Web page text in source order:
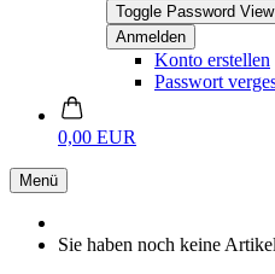
Toggle Password View
Konto erstellen
Passwort
0,00 EUR
Menü
Sie haben noch keine